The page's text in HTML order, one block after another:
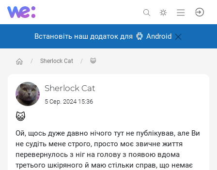
Встановіть наш додаток для Android
Sherlock Cat 😺
Sherlock Cat
5 Сер. 2024 15:36
😺
Ой, щось дуже давно нічого тут не публікував, але Ви
не судіть мене строго, просто моє звичне життя
перевернулось з ніг на голову з появою вдома
третього шкіряного й маю стільки справ, що немає